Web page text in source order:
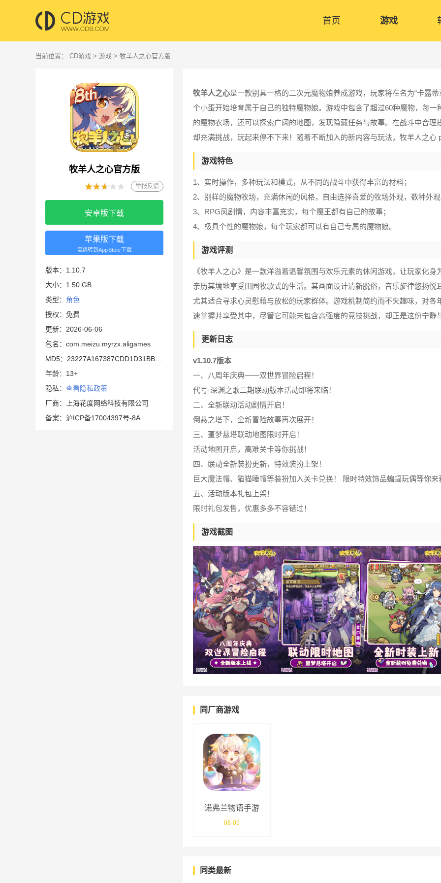
首页 游戏
当前位置： CD游戏 > 游戏 > 牧羊人之心官方版
牧羊人之心官方版
举报反馈
安卓版下载
苹果版下载
需跳转到AppStore下载
版本：1.10.7
大小：1.50 GB
类型： 角色
授权：免费
更新：2026-06-06
包名：com.meizu.myrzx.aligames
年龄：13+
隐私： 查看隐私政策
厂商：上海花度网络科技有限公司
备案：沪ICP备17004397号-8A
牧羊人之心是一款别具一格的二次元魔物娘养成游戏，玩家将在名为“卡露
个小蛋开始培育属于自己的独特魔物娘。游戏中包含了超过60种魔物，每
的魔物农场，还可以探索广阔的地图，发现隐藏任务与故事。在战斗中合
却充满挑战，玩起来停不下来！随着不断加入的新内容与玩法，牧羊人之
游戏特色
1、实时操作，多种玩法和模式，从不同的战斗中获得丰富的材料；
2、别样的魔物牧场，充满休闲的风格，自由选择喜爱的牧场外观，数种外
3、RPG风剧情，内容丰富充实，每个魔王都有自己的故事；
4、极具个性的魔物娘，每个玩家都可以有自己专属的魔物娘。
游戏评测
《牧羊人之心》是一款洋溢着温馨氛围与欢乐元素的休闲游戏，让玩家化
亲历其境地享受田园牧歌式的生活。其画面设计清新脱俗，音乐旋律悠扬
尤其适合寻求心灵慰藉与放松的玩家群体。游戏机制简约而不失趣味，对
速掌握并享受其中，尽管它可能未包含高强度的竞技挑战，却正是这份宁
更新日志
v1.10.7版本
一、八周年庆典——双世界冒险启程！
代号·深渊之歌二期联动版本活动即将来临！
二、全新联动活动剧情开启！
倒悬之塔下，全新冒险故事再次展开！
三、噩梦悬塔联动地图限时开启！
活动地图开启，高难关卡等你挑战！
四、联动全新装扮更新，特效装扮上架！
巨大魔法帽、猫猫睡帽等装扮加入关卡兑换！ 限时特效饰品蝙蝠玩偶等你来
五、活动版本礼包上架！
限时礼包发售，优惠多多不容错过！
游戏截图
同厂商游戏
诺弗兰物语手游
08-05
同类最新